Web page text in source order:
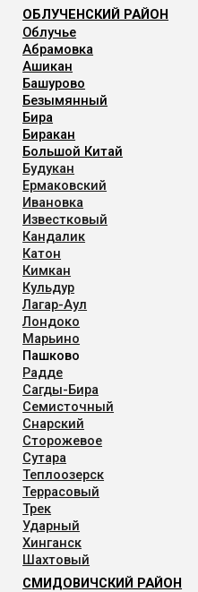
ОБЛУЧЕНСКИЙ РАЙОН
Облучье
Абрамовка
Ашикан
Башурово
Безымянный
Бира
Биракан
Большой Китай
Будукан
Ермаковский
Ивановка
Известковый
Кандалик
Катон
Кимкан
Кульдур
Лагар-Аул
Лондоко
Марьино
Пашково
Радде
Сагды-Бира
Семисточный
Снарский
Сторожевое
Сутара
Теплоозерск
Террасовый
Трек
Ударный
Хинганск
Шахтовый
СМИДОВИЧСКИЙ РАЙОН